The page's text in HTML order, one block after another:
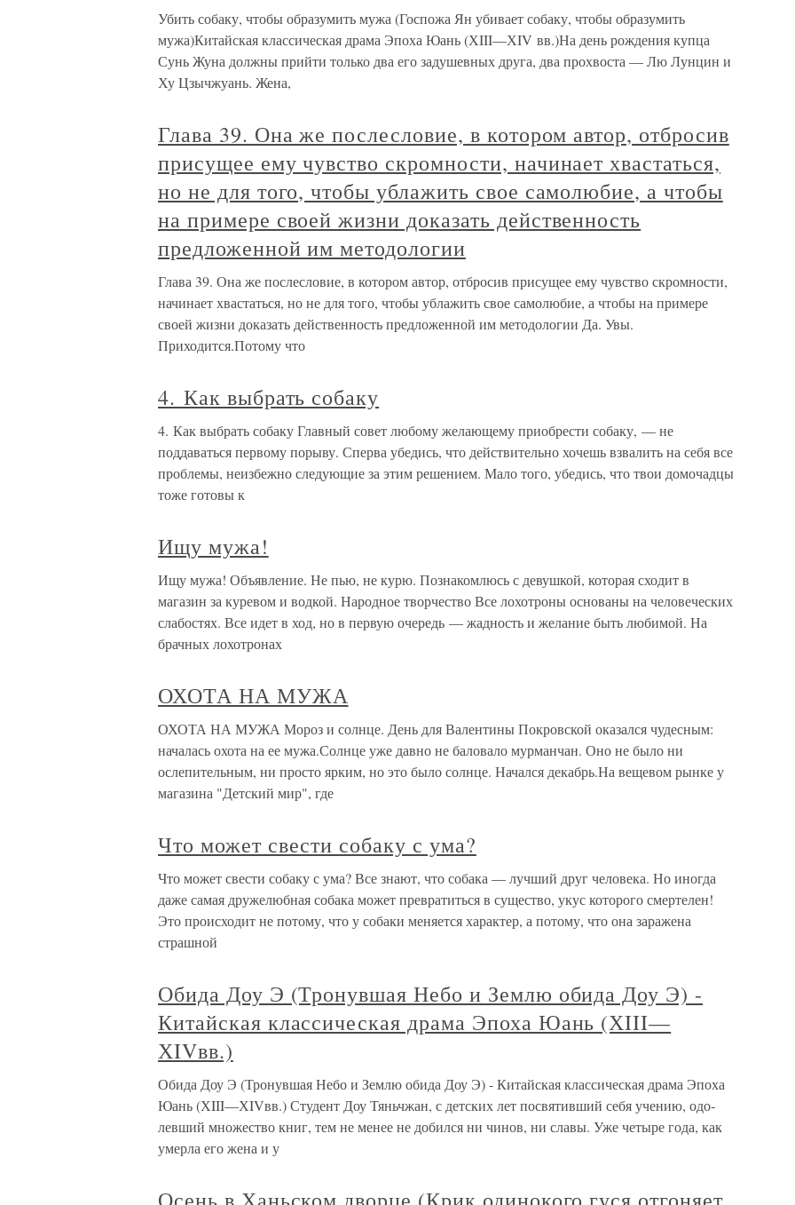
Убить собаку, чтобы образумить мужа (Госпожа Ян убивает собаку, чтобы образумить
мужа)Китайская классическая драма Эпоха Юань (ХIII—ХIV вв.)На день рождения купца
Сунь Жуна должны прийти только два его задушевных друга, два прохвоста — Лю Лунцин и
Ху Цзычжуань. Жена,
Глава 39. Она же послесловие, в котором автор, отбросив
присущее ему чувство скромности, начинает хвастаться,
но не для того, чтобы ублажить свое самолюбие, а чтобы
на примере своей жизни доказать действенность
предложенной им методологии
Глава 39. Она же послесловие, в котором автор, отбросив присущее ему чувство скромности,
начинает хвастаться, но не для того, чтобы ублажить свое самолюбие, а чтобы на примере
своей жизни доказать действенность предложенной им методологии Да. Увы.
Приходится.Потому что
4. Как выбрать собаку
4. Как выбрать собаку Главный совет любому желающему приобрести собаку, — не
поддаваться первому порыву. Сперва убедись, что действительно хочешь взвалить на себя все
проблемы, неизбежно следующие за этим решением. Мало того, убедись, что твои домочадцы
тоже готовы к
Ищу мужа!
Ищу мужа! Объявление. Не пью, не курю. Познакомлюсь с девушкой, которая сходит в
магазин за куревом и водкой. Народное творчество Все лохотроны основаны на человеческих
слабостях. Все идет в ход, но в первую очередь — жадность и желание быть любимой. На
брачных лохотронах
ОХОТА НА МУЖА
ОХОТА НА МУЖА Мороз и солнце. День для Валентины Покровской оказался чудесным:
началась охота на ее мужа.Солнце уже давно не баловало мурманчан. Оно не было ни
ослепительным, ни просто ярким, но это было солнце. Начался декабрь.На вещевом рынке у
магазина "Детский мир", где
Что может свести собаку с ума?
Что может свести собаку с ума? Все знают, что собака — лучший друг человека. Но иногда
даже самая дружелюбная собака может превратиться в существо, укус которого смертелен!
Это происходит не потому, что у собаки меняется характер, а потому, что она заражена
страшной
Обида Доу Э (Тронувшая Небо и Землю обида Доу Э) -
Китайская классическая драма Эпоха Юань (ХIII—
ХIVвв.)
Обида Доу Э (Тронувшая Небо и Землю обида Доу Э) - Китайская классическая драма Эпоха
Юань (ХIII—ХIVвв.) Студент Доу Тяньчжан, с детских лет посвятивший себя учению, одо­
левший множество книг, тем не менее не добился ни чинов, ни славы. Уже четыре года, как
умерла его жена и у